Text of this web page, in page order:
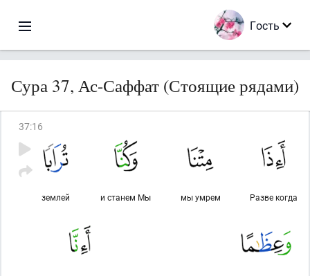
Гость
Сура 37, Ас-Саффат (Стоящие рядами)
37:16
Разве когда
мы умрем
и станем Мы
землей